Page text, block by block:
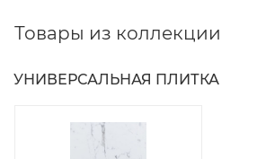
Товары из коллекции
УНИВЕРСАЛЬНАЯ ПЛИТКА